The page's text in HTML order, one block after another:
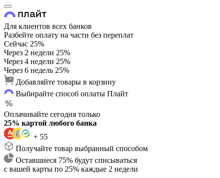
Для клиентов всех банков
Разбейте оплату на части без переплат
Сейчас 25%
Через 2 недели 25%
Через 4 недели 25%
Через 6 недель 25%
Добавляйте товары в корзину
Выбирайте способ оплаты Плайт
Оплачивайте сегодня только
25% картой любого банка
+ 55
Получайте товар выбранный способом
Оставшиеся 75% будут списываться
с вашей карты по 25% каждые 2 недели